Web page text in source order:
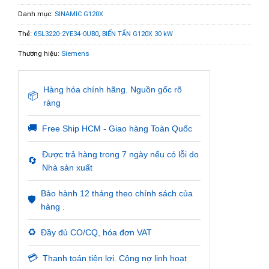
Danh mục: SINAMIC G120X
Thẻ: 6SL3220-2YE34-0UB0, BIẾN TẦN G120X 30 kW
Thương hiệu: Siemens
📦
Hàng hóa chính hãng. Nguồn gốc rõ
ràng
🚚 Free Ship HCM - Giao hàng Toàn Quốc
🔄
Được trả hàng trong 7 ngày nếu có lỗi do
Nhà sản xuất
🛡️
Bảo hành 12 tháng theo chính sách của
hàng .
♻️ Đầy đủ CO/CQ, hóa đơn VAT
💳 Thanh toán tiện lợi. Công nợ linh hoạt